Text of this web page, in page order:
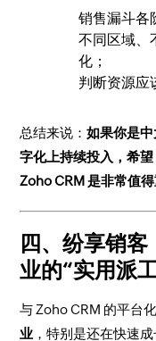
销售漏斗各
不同区域、
化；
判断资源应
总结来说：如果你是
字化上持续投入，希
Zoho CRM 是非常值
四、纷享销
业的“实用派
与 Zoho CRM 的平台
业 ，特别是还在快速